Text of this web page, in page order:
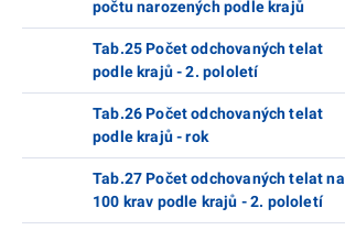
počtu narozených podle krajů
Tab.25 Počet odchovaných telat
podle krajů - 2. pololetí
Tab.26 Počet odchovaných telat
podle krajů - rok
Tab.27 Počet odchovaných telat na
100 krav podle krajů - 2. pololetí